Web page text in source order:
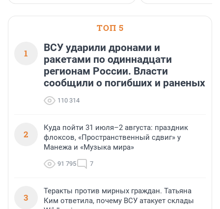
водопада.
ТОП 5
1
ВСУ ударили дронами и
ракетами по одиннадцати
регионам России. Власти
сообщили о погибших и раненых
110 314
2
Куда пойти 31 июля–2 августа: праздник
флоксов, «Пространственный сдвиг» у
Манежа и «Музыка мира»
91 795 7
3
Теракты против мирных граждан. Татьяна
Ким ответила, почему ВСУ атакует склады